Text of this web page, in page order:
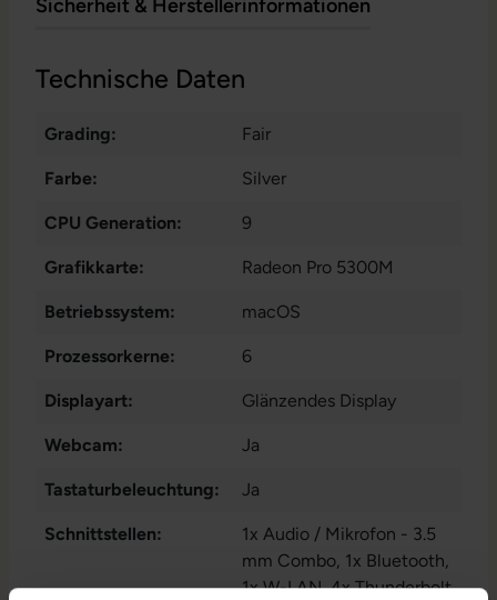
Sicherheit & Herstellerinformationen
Technische Daten
Grading: Fair
Farbe: Silver
CPU Generation: 9
Grafikkarte: Radeon Pro 5300M
Betriebssystem: macOS
Prozessorkerne: 6
Displayart: Glänzendes Display
Webcam: Ja
Tastaturbeleuchtung: Ja
Schnittstellen:
1x Audio / Mikrofon - 3.5
mm Combo, 1x Bluetooth,
1x W-LAN, 4x Thunderbolt